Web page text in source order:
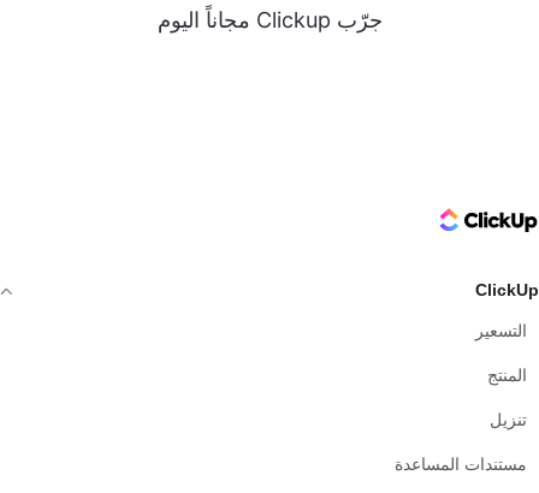
جرّب Clickup مجاناً اليوم
ClickUp Logo
ClickUp
التسعير
المنتج
تنزيل
مستندات المساعدة